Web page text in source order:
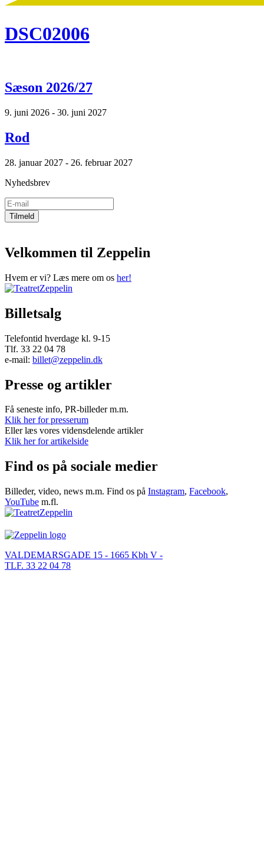
DSC02006
Sæson 2026/27
9. juni 2026 - 30. juni 2027
Rod
28. januar 2027 - 26. februar 2027
Nyhedsbrev
Velkommen til Zeppelin
Hvem er vi? Læs mere om os her!
Billetsalg
Telefontid hverdage kl. 9-15
Tlf. 33 22 04 78
e-mail: billet@zeppelin.dk
Presse og artikler
Få seneste info, PR-billeder m.m.
Klik her for presserum
Eller læs vores vidensdelende artikler
Klik her for artikelside
Find os på sociale medier
Billeder, video, news m.m. Find os på Instagram, Facebook,
YouTube m.fl.
VALDEMARSGADE 15 - 1665 Kbh V -
TLF. 33 22 04 78